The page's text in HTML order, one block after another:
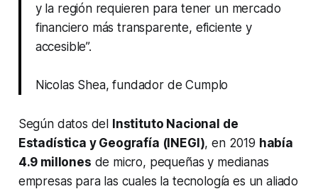
y la región requieren para tener un mercado
financiero más transparente, eficiente y
accesible”.
Nicolas Shea, fundador de Cumplo
Según datos del Instituto Nacional de
Estadística y Geografía (INEGI), en 2019 había
4.9 millones de micro, pequeñas y medianas
empresas para las cuales la tecnología es un aliado